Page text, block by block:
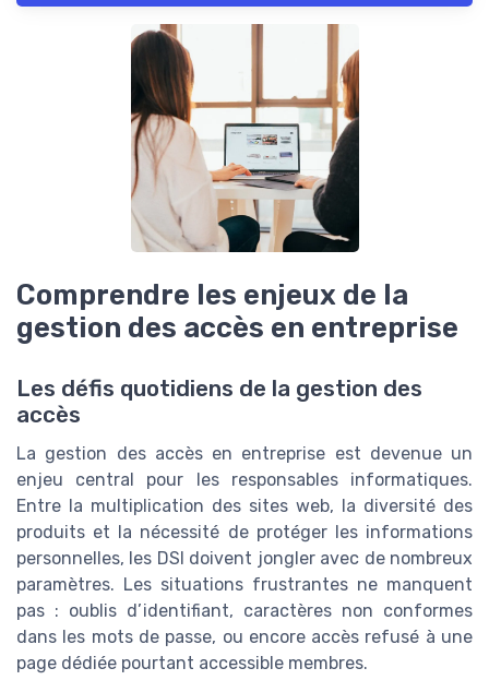
Comprendre les enjeux de la
gestion des accès en entreprise
Les défis quotidiens de la gestion des
accès
La gestion des accès en entreprise est devenue un
enjeu central pour les responsables informatiques.
Entre la multiplication des sites web, la diversité des
produits et la nécessité de protéger les informations
personnelles, les DSI doivent jongler avec de nombreux
paramètres. Les situations frustrantes ne manquent
pas : oublis d’identifiant, caractères non conformes
dans les mots de passe, ou encore accès refusé à une
page dédiée pourtant accessible membres.